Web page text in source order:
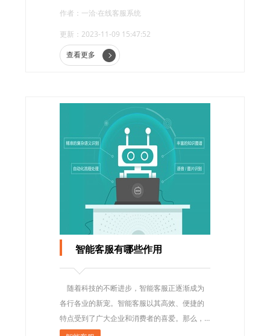
的问题。
作者：一洽·在线客服系统
更新：2023-11-09 15:47:52
查看更多
智能客服有哪些作用
随着科技的不断进步，智能客服正逐渐成为
各行各业的新宠。智能客服以其高效、便捷的
特点受到了广大企业和消费者的喜爱。那么，
智能客服有哪些作用呢?